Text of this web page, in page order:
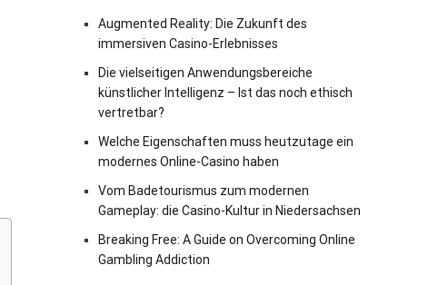
Augmented Reality: Die Zukunft des
immersiven Casino-Erlebnisses
Die vielseitigen Anwendungsbereiche
künstlicher Intelligenz – Ist das noch ethisch
vertretbar?
Welche Eigenschaften muss heutzutage ein
modernes Online-Casino haben
Vom Badetourismus zum modernen
Gameplay: die Casino-Kultur in Niedersachsen
Breaking Free: A Guide on Overcoming Online
Gambling Addiction